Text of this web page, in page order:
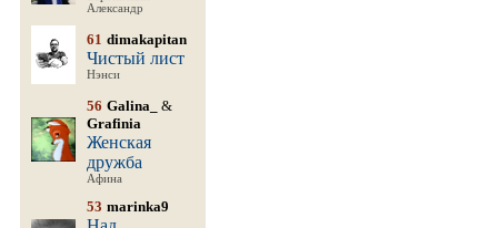
Александр
61 dimakapitan
Чистый лист
Нэнси
56 Galina_
&
Grafinia
Женская
дружба
Афина
53 marinka9